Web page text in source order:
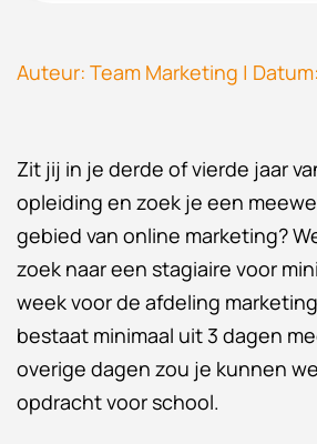
Auteur: Team Marketing |
Zit jij in je derde of vierde jaar
opleiding en zoek je een
gebied van online marketing?
zoek naar een stagiaire voor
week voor de afdeling
bestaat minimaal uit 3 dagen
overige dagen zou je kunnen
opdracht voor school.